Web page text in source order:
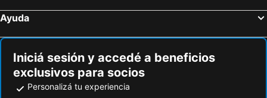
Ayuda
Iniciá sesión y accedé a beneficios
exclusivos para socios
Personalizá tu experiencia